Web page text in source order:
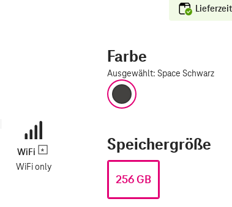
WiFi
WiFi only
Farbe
Ausgewählt: Space Schwarz
Speichergröße
256 GB